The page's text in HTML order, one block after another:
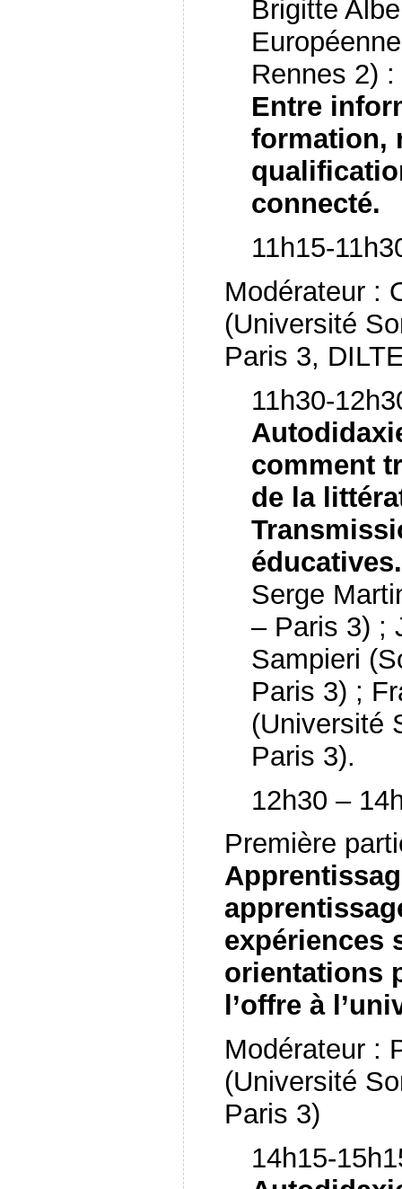
Brigitte
Rennes 2) :
Entre
formation,
connecté.
11h15-
Modérateur :
(Université
Paris 3,
11h30-
comment
de la
éducatives.
Serge
– Paris 3) ;
Sampieri
Paris 3) ;
(Université
Paris 3).
12h30 –
Première
expériences
orientations
l’offre à
Modérateur :
(Université
Paris 3)
14h15-